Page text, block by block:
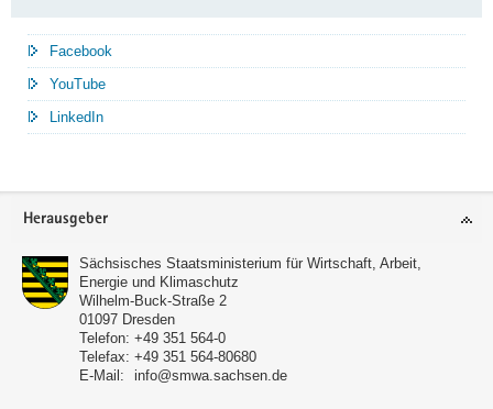
Facebook
YouTube
LinkedIn
Service
Herausgeber
Sächsisches Staatsministerium für Wirtschaft, Arbeit,
Energie und Klimaschutz
Wilhelm-Buck-Straße 2
01097 Dresden
Telefon: +49 351 564-0
Telefax: +49 351 564-80680
E-Mail:
info@smwa.sachsen.de